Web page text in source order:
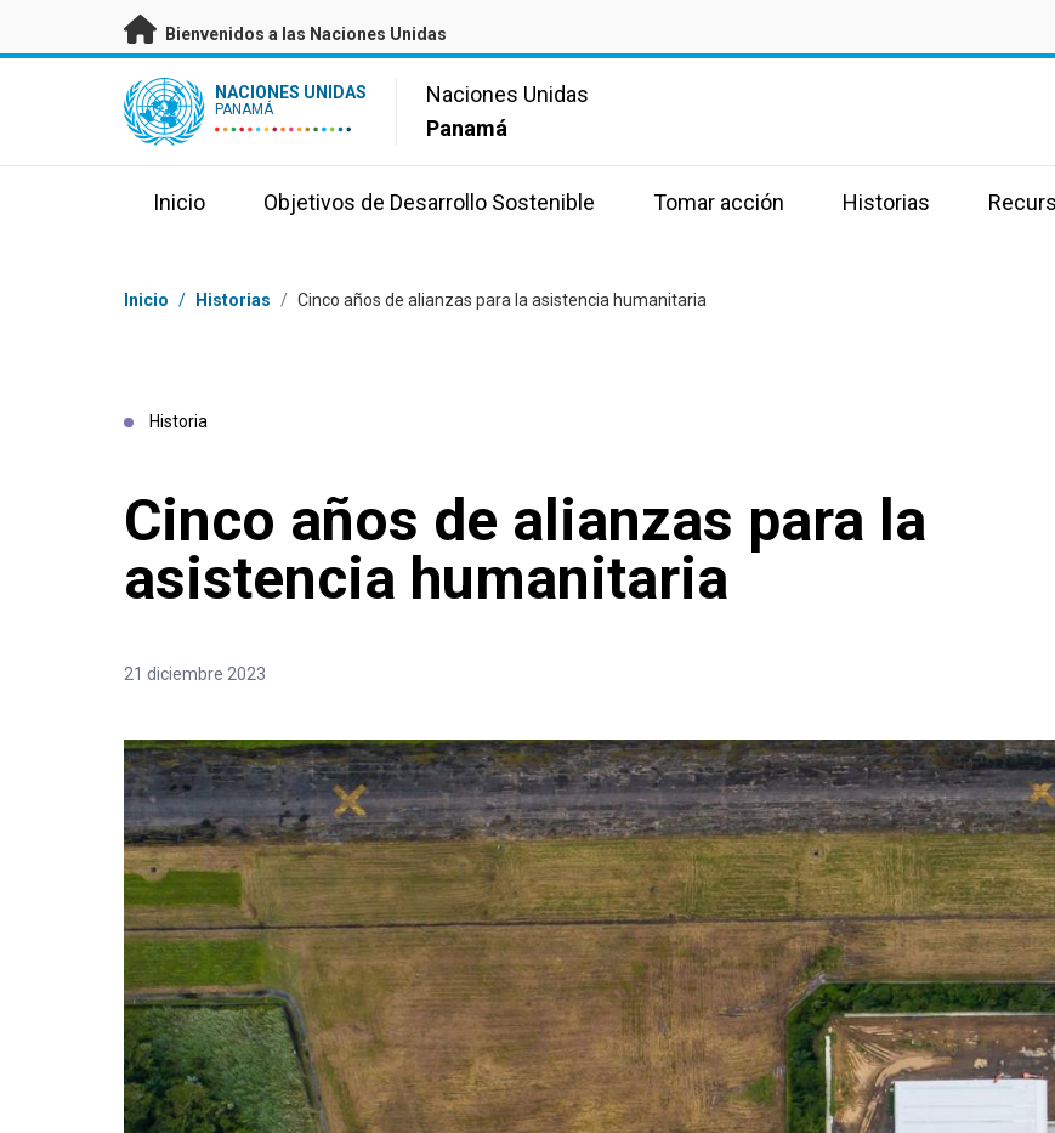
Saltar a contenido principal
Bienvenidos a las Naciones Unidas
UN Logo NACIONES UNIDAS
PANAMÁ
Naciones Unidas
Panamá
Inicio Objetivos de Desarrollo Sostenible Tomar acción Historias
Coordenadas dentro de la ruta de navegación
Inicio / Historias / Cinco años de alianzas para la asistencia humanitaria
Historia
Cinco años de alianzas para la
asistencia humanitaria
21 diciembre 2023